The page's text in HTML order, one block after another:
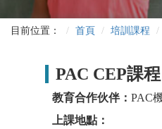
目前位置： 首頁 培訓課程
PAC CEP課程
教育合作伙伴： PAC
上課地點：